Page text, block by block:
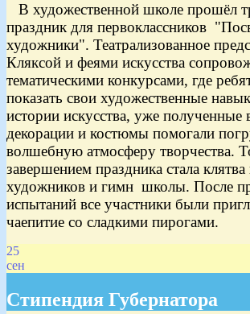
В художественной школе прошёл
праздник для первоклассников
художники". Театрализованное
Кляксой и феями искусства
тематическими конкурсами, где
показать свои художественные
истории искусства, уже
декорации и костюмы помогали
волшебную атмосферу творчества.
завершением праздника стала
художников и гимн школы. После
испытаний все участники были
чаепитие со сладкими пирогами.
25
сен
Стипендия Губернатора